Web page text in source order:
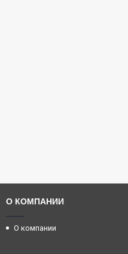
О КОМПАНИИ
О компании